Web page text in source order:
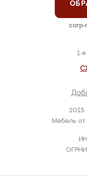
2015
Мебель от
1-
corp-